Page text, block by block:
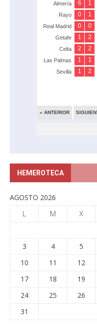
HEMEROTECA
AGOSTO 2026
L
M X
3
4 5
10
11 12
17
18 19
24
25 26
31